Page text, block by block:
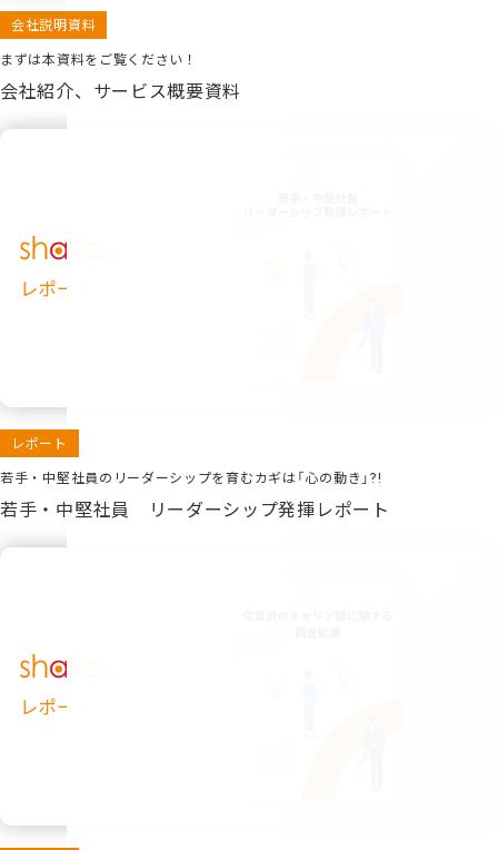
会社説明資料
まずは本資料をご覧ください！
会社紹介、サービス概要資料
レポート
若手・中堅社員のリーダーシップを育むカギは「心の動き」?!
若手・中堅社員 リーダーシップ発揮レポート